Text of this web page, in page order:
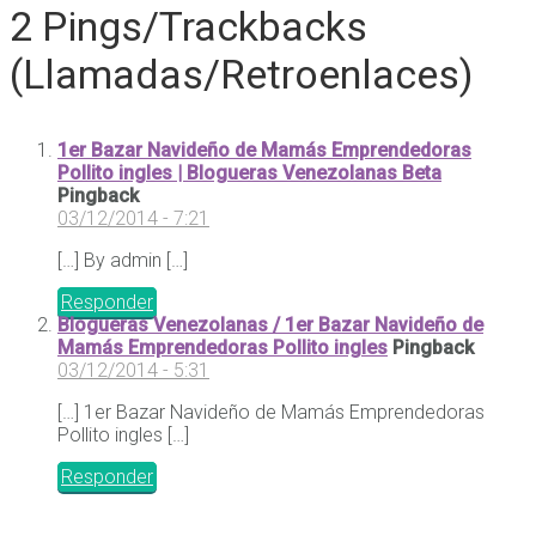
2 Pings/Trackbacks
(Llamadas/Retroenlaces)
1er Bazar Navideño de Mamás Emprendedoras
Pollito ingles | Blogueras Venezolanas Beta
Pingback
03/12/2014 - 7:21
[…] By admin […]
Responder
Blogueras Venezolanas / 1er Bazar Navideño de
Mamás Emprendedoras Pollito ingles Pingback
03/12/2014 - 5:31
[…] 1er Bazar Navideño de Mamás Emprendedoras
Pollito ingles […]
Responder